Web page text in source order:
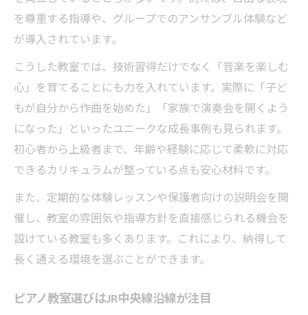
を尊重する指導や、グループでのアンサンブル体験など
が導入されています。
こうした教室では、技術習得だけでなく「音楽を楽しむ
心」を育てることにも力を入れています。実際に「子ど
もが自分から作曲を始めた」「家族で演奏会を開くよう
になった」といったユニークな成長事例も見られます。
初心者から上級者まで、年齢や経験に応じて柔軟に対応
できるカリキュラムが整っている点も安心材料です。
また、定期的な体験レッスンや保護者向けの説明会を開
催し、教室の雰囲気や指導方針を直接感じられる機会を
設けている教室も多くあります。これにより、納得して
長く通える環境を選ぶことができます。
ピアノ教室選びはJR中央線沿線が注目